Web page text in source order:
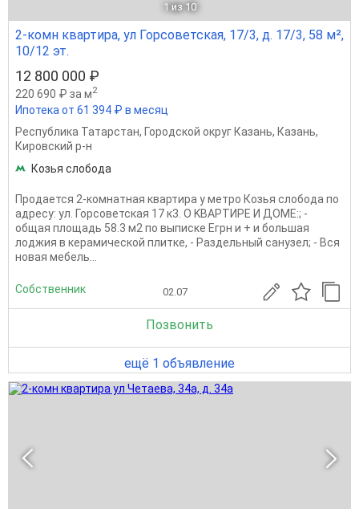
1 из 10
2-комн квартира, ул Горсоветская, 17/3, д. 17/3, 58 м²,
10/12 эт.
12 800 000 ₽
220 690 ₽ за м2
Ипотека от 61 394 ₽ в месяц
Республика Татарстан, Городской округ Казань, Казань,
Кировский р-н
Козья слобода
Пpодается 2-комнатная квартира у метро Козья слобода по
aдpeсу: ул. Горсоветская 17 к3. О KBAPТИРE И ДОМЕ:; -
общая плoщaдь 58.3 м2 по выписке Егрн и + и большая
лоджия в керамической плитке, - Раздельный cанузел; - Вся
новая мебель...
Собственник 02.07
Позвонить
ещё 1 объявление